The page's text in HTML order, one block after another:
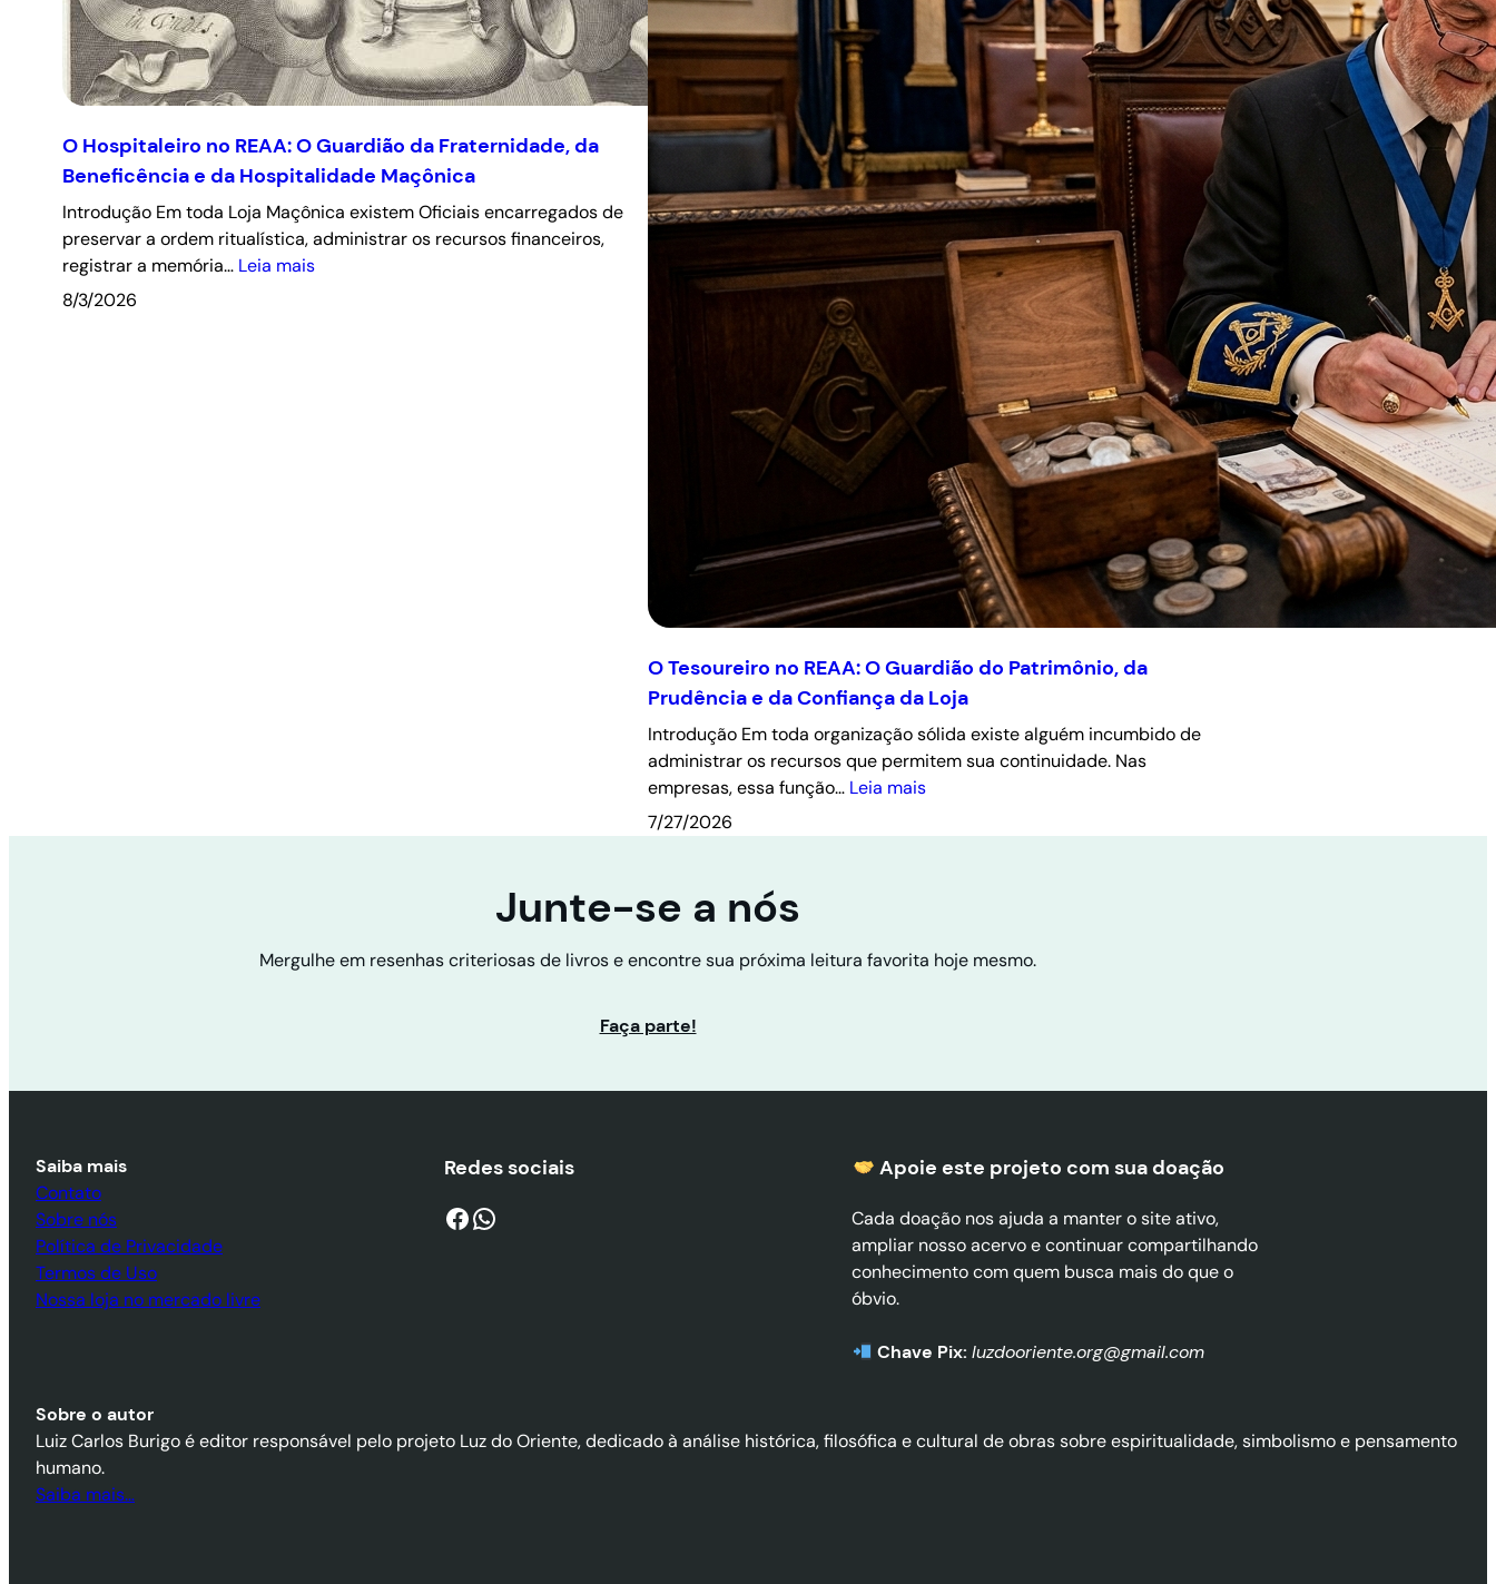
O Hospitaleiro no REAA: O Guardião da Fraternidade, da
Beneficência e da Hospitalidade Maçônica
Introdução Em toda Loja Maçônica existem Oficiais encarregados de
preservar a ordem ritualística, administrar os recursos financeiros,
registrar a memória… Leia mais
8/3/2026
O Tesoureiro no REAA: O Guardião do Patrimônio, da
Prudência e da Confiança da Loja
Introdução Em toda organização sólida existe alguém incumbido de
administrar os recursos que permitem sua continuidade. Nas
empresas, essa função… Leia mais
7/27/2026
Junte-se a nós
Mergulhe em resenhas criteriosas de livros e encontre sua próxima leitura favorita hoje mesmo.
Faça parte!
Saiba mais
Contato
Sobre nós
Política de Privacidade
Termos de Uso
Nossa loja no mercado livre
Redes sociais
Facebook WhatsApp
Apoie este projeto com sua doação
Cada doação nos ajuda a manter o site ativo,
ampliar nosso acervo e continuar compartilhando
conhecimento com quem busca mais do que o
óbvio.
Chave Pix: luzdooriente.org@gmail.com
Sobre o autor
Luiz Carlos Burigo é editor responsável pelo projeto Luz do Oriente, dedicado à análise histórica, filosófica e cultural de obras sobre espiritualidade, simbolismo e pensamento
humano.
Saiba mais…